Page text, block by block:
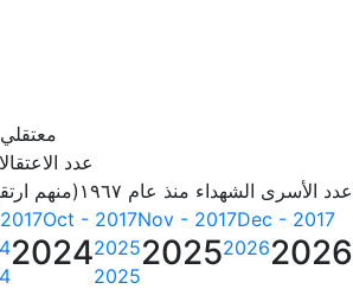
عدد
عدد الأسرى الشهداء منذ عام ١٩٦٧(منهم ارتقوا بعد السابع من أكتوبر 2023)
Dec - 2017
Nov - 2017
Oct - 2017
2026
2026
2025
2025
2025
2024